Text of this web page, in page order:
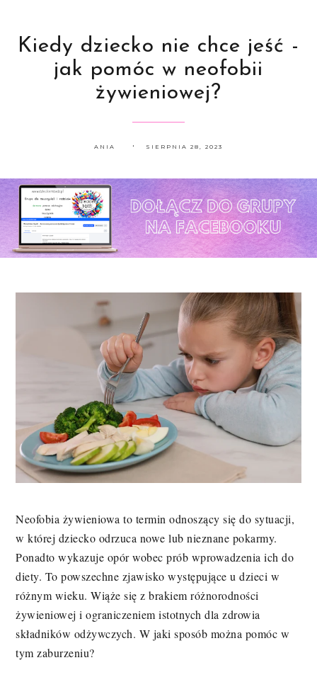
Kiedy dziecko nie chce jeść -
jak pomóc w neofobii
żywieniowej?
ANIA SIERPNIA 28, 2023
Neofobia żywieniowa to termin odnoszący się do sytuacji,
w której dziecko odrzuca nowe lub nieznane pokarmy.
Ponadto wykazuje opór wobec prób wprowadzenia ich do
diety. To powszechne zjawisko występujące u dzieci w
różnym wieku. Wiąże się z brakiem różnorodności
żywieniowej i ograniczeniem istotnych dla zdrowia
składników odżywczych. W jaki sposób można pomóc w
tym zaburzeniu?